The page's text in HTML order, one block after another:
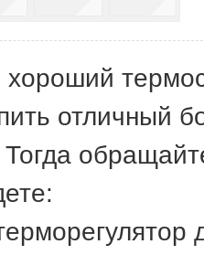
отличный